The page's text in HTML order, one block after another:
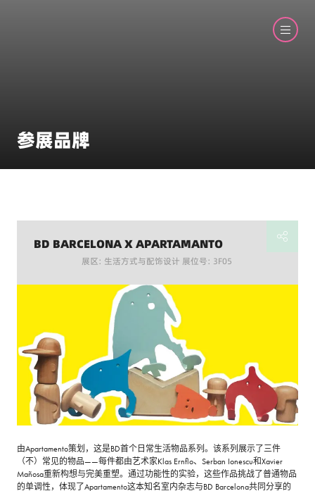
参展品牌
BD BARCELONA X APARTAMANTO
展区: 生活方式与配饰设计 展位号: 3F05
由Apartamento策划，这是BD首个日常生活物品系列。该系列展示了三件
（不）常见的物品——每件都由艺术家Klas Ernflo、Serban Ionescu和Xavier
Mañosa重新构想与完美重塑。通过功能性的实验，这些作品挑战了普通物品
的单调性，体现了Apartamento这本知名室内杂志与BD Barcelona共同分享的